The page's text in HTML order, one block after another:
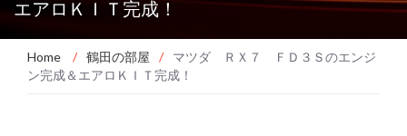
エアロＫＩＴ完成！
Home / 鶴田の部屋 /
マツダ ＲＸ７ ＦＤ３Ｓのエンジ
ン完成＆エアロＫＩＴ完成！